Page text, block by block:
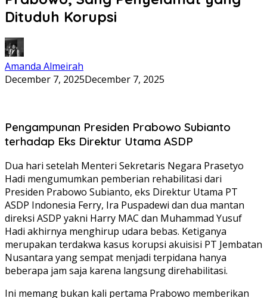
Dituduh Korupsi
Amanda Almeirah
December 7, 2025December 7, 2025
Pengampunan Presiden Prabowo Subianto
terhadap Eks Direktur Utama ASDP
Dua hari setelah Menteri Sekretaris Negara Prasetyo
Hadi mengumumkan pemberian rehabilitasi dari
Presiden Prabowo Subianto, eks Direktur Utama PT
ASDP Indonesia Ferry, Ira Puspadewi dan dua mantan
direksi ASDP yakni Harry MAC dan Muhammad Yusuf
Hadi akhirnya menghirup udara bebas. Ketiganya
merupakan terdakwa kasus korupsi akuisisi PT Jembatan
Nusantara yang sempat menjadi terpidana hanya
beberapa jam saja karena langsung direhabilitasi.
Ini memang bukan kali pertama Prabowo memberikan